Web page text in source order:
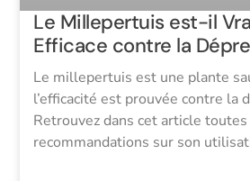
Le Millepertuis est-il
Efficace contre la
Le millepertuis est une plante
l’efficacité est prouvée contre la
Retrouvez dans cet article toutes
recommandations sur son